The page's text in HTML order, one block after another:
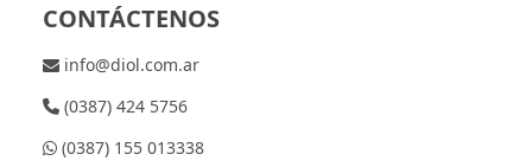
CONTÁCTENOS
info@diol.com.ar
(0387) 424 5756
(0387) 155 013338